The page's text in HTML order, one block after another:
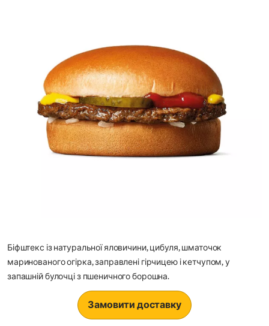
Біфштекс із натуральної яловичини, цибуля, шматочок
маринованого огірка, заправлені гірчицею і кетчупом, у
запашній булочці з пшеничного борошна.
Замовити доставку